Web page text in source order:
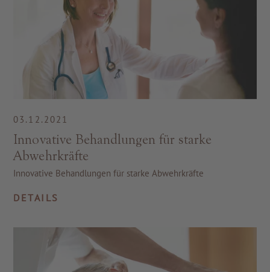
03.12.2021
Innovative Behandlungen für starke
Abwehrkräfte
Innovative Behandlungen für starke Abwehrkräfte
DETAILS